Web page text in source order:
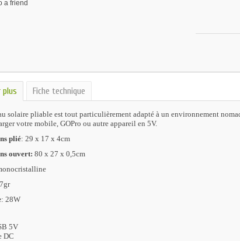
a friend
plus Fiche technique
solaire pliable est tout particulièrement adapté à un environnement
votre mobile, GOPro ou autre appareil en 5V.
plié: 29 x 17 x 4cm
ouvert: 80 x 27 x 0,5cm
: 28W
5V
DC